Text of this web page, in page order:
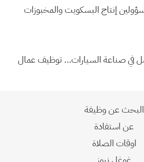
إنتاج البسكويت والمخبوزات
في صناعة السيارات… توظيف عمال
البحث عن وظيفة
عن استفادة
اوقات الصلاة